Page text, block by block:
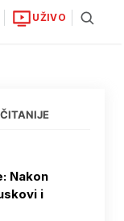
UŽIVO
Nakon
i